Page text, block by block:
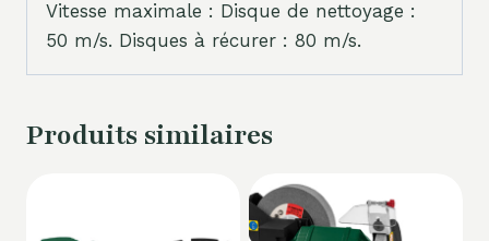
Vitesse maximale : Disque de nettoyage :
50 m/s. Disques à récurer : 80 m/s.
Produits similaires